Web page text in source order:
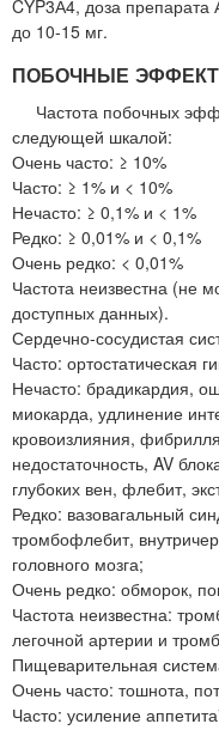
CYP3А4, доза
до 10-15 мг.
ПОБОЧНЫЕ
Частота побочных
следующей шкалой:
Очень часто: ≥ 10%
Часто: ≥ 1% и < 10%
Нечасто: ≥ 0,1% и < 1%
Редко: ≥ 0,01% и < 0,1%
Очень редко: < 0,01%
Частота неизвестна (не
доступных данных).
Сердечно-сосудистая
Часто: ортостатическая
Нечасто: брадикардия,
миокарда, удлинение
кровоизлияния,
недостаточность, AV
глубоких вен, флебит,
Редко: вазовагальный
тромбофлебит,
головного мозга;
Очень редко: обморок,
Частота неизвестна:
легочной артерии и
Пищеварительная
Очень часто: тошнота,
Часто: усиление